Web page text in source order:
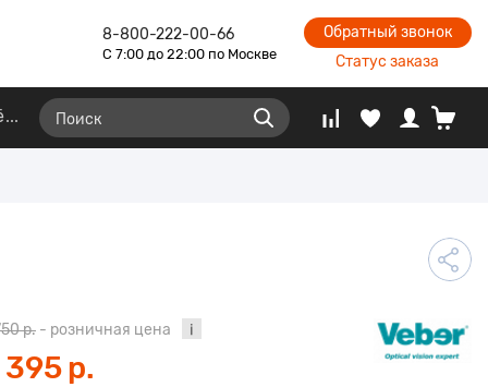
8-800-222-00-66
С 7:00 до 22:00 по Москве
Обратный звонок
Статус заказа
р. - розничная цена
395 р.